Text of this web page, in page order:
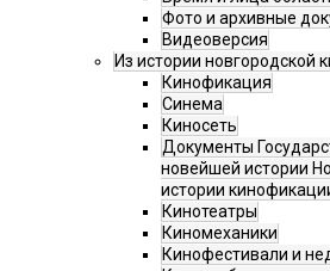
Фото и архивные
Видеоверсия
Из истории новгородской
Кинофикация
Синема
Киносеть
Документы
новейшей истории
истории
Кинотеатры
Киномеханики
Кинофестивали и